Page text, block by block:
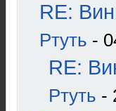
RE:
Ртуть -
RE:
Ртуть -